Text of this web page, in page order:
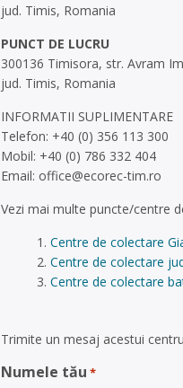
jud. Timis, Romania
PUNCT DE LUCRU
300136 Timisora, str. Avram
jud. Timis, Romania
INFORMATII SUPLIMENTARE
Telefon: +40 (0) 356 113 300
Mobil: +40 (0) 786 332 404
Email: office@ecorec-tim.ro
Vezi mai multe puncte/centre
Centre de colectare
Centre de colectare
Centre de colectare
Trimite un mesaj acestui
Numele tău *